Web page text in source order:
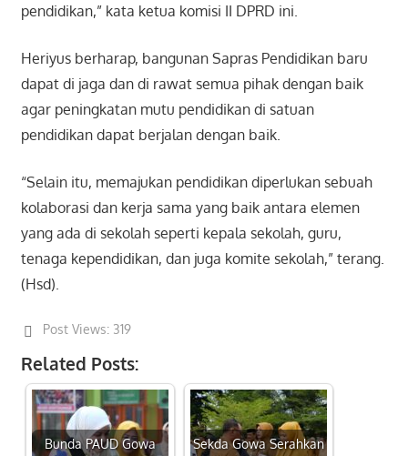
pendidikan,” kata ketua komisi II DPRD ini.
Heriyus berharap, bangunan Sapras Pendidikan baru
dapat di jaga dan di rawat semua pihak dengan baik
agar peningkatan mutu pendidikan di satuan
pendidikan dapat berjalan dengan baik.
“Selain itu, memajukan pendidikan diperlukan sebuah
kolaborasi dan kerja sama yang baik antara elemen
yang ada di sekolah seperti kepala sekolah, guru,
tenaga kependidikan, dan juga komite sekolah,” terang.
(Hsd).
Post Views: 319
Related Posts:
Bunda PAUD Gowa
Sekda Gowa Serahkan